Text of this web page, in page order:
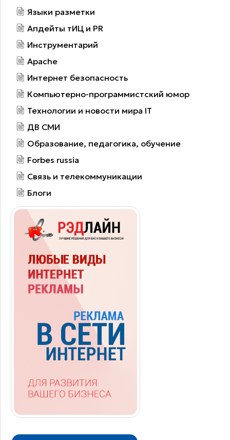
Языки разметки
Апдейты тИЦ и PR
Инструментарий
Apache
Интернет безопасность
Компьютерно-программистский юмор
Технологии и новости мира IT
ДВ СМИ
Образование, педагогика, обучение
Forbes russia
Связь и телекоммуникации
Блоги